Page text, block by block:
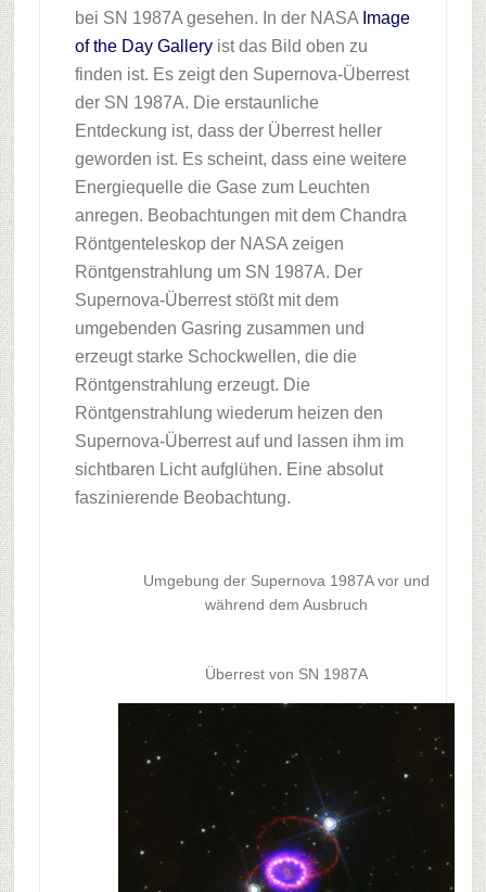
bei SN 1987A gesehen. In der NASA Image
of the Day Galleryist das Bild oben zu
finden ist. Es zeigt den Supernova-Überrest
der SN 1987A. Die erstaunliche
Entdeckung ist, dass der Überrest heller
geworden ist. Es scheint, dass eine weitere
Energiequelle die Gase zum Leuchten
anregen. Beobachtungen mit dem Chandra
Röntgenteleskop der NASA zeigen
Röntgenstrahlung um SN 1987A. Der
Supernova-Überrest stößt mit dem
umgebenden Gasring zusammen und
erzeugt starke Schockwellen, die die
Röntgenstrahlung erzeugt. Die
Röntgenstrahlung wiederum heizen den
Supernova-Überrest auf und lassen ihm im
sichtbaren Licht aufglühen. Eine absolut
faszinierende Beobachtung.
Umgebung der Supernova 1987A vor und
während dem Ausbruch
Überrest von SN 1987A